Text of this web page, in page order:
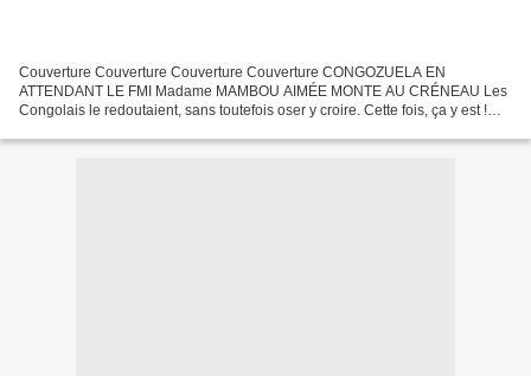
Couverture Couverture Couverture Couverture CONGOZUELA EN
ATTENDANT LE FMI Madame MAMBOU AIMÉE MONTE AU CRÉNEAU Les
Congolais le redoutaient, sans toutefois oser y croire. Cette fois, ça y est !